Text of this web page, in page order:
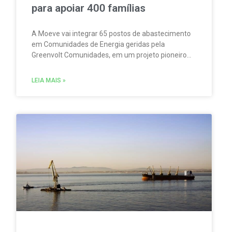
para apoiar 400 famílias
A Moeve vai integrar 65 postos de abastecimento
em Comunidades de Energia geridas pela
Greenvolt Comunidades, em um projeto pioneiro
consumir e partilhar energia renovável localmente.
LEIA MAIS »